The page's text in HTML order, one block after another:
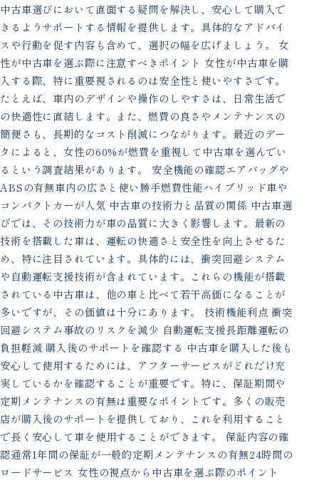
中古車選びにおいて直面する疑問を解決し、安心して購入で
きるようサポートする情報を提供します。具体的なアドバイ
スや行動を促す内容も含めて、選択の幅を広げましょう。 女
性が中古車を選ぶ際に注意すべきポイント 女性が中古車を購
入する際、特に重要視されるのは安全性と使いやすさです。
たとえば、車内のデザインや操作のしやすさは、日常生活で
の快適性に直結します。また、燃費の良さやメンテナンスの
簡便さも、長期的なコスト削減につながります。最近のデー
タによると、女性の60%が燃費を重視して中古車を選んでい
るという調査結果があります。 安全機能の確認エアバッグや
ABSの有無車内の広さと使い勝手燃費性能ハイブリッド車や
コンパクトカーが人気 中古車の技術力と品質の関係 中古車選
びでは、その技術力が車の品質に大きく影響します。最新の
技術を搭載した車は、運転の快適さと安全性を向上させるた
め、特に注目されています。具体的には、衝突回避システム
や自動運転支援技術が含まれています。これらの機能が搭載
されている中古車は、他の車と比べて若干高価になることが
多いですが、その価値は十分にあります。 技術機能利点 衝突
回避システム事故のリスクを減少 自動運転支援長距離運転の
負担軽減 購入後のサポートを確認する 中古車を購入した後も
安心して使用するためには、アフターサービスがどれだけ充
実しているかを確認することが重要です。特に、保証期間や
定期メンテナンスの有無は重要なポイントです。多くの販売
店が購入後のサポートを提供しており、これを利用すること
で長く安心して車を使用することができます。 保証内容の確
認通常1年間の保証が一般的定期メンテナンスの有無24時間の
ロードサービス 女性の視点から中古車を選ぶ際のポイント